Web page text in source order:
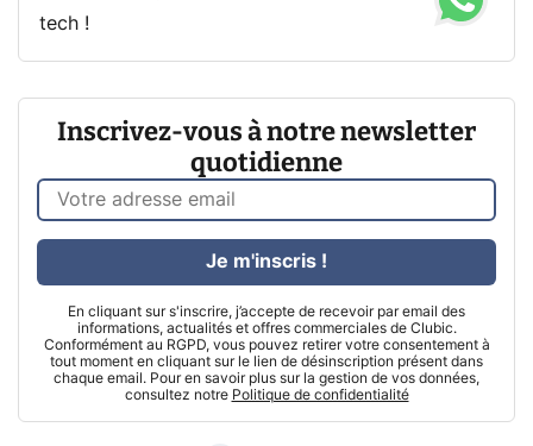
tech !
Inscrivez-vous à notre newsletter
quotidienne
En cliquant sur s'inscrire, j’accepte de recevoir par email des
informations, actualités et offres commerciales de Clubic.
Conformément au RGPD, vous pouvez retirer votre consentement à
tout moment en cliquant sur le lien de désinscription présent dans
chaque email. Pour en savoir plus sur la gestion de vos données,
consultez notre Politique de confidentialité
Je m'inscris !